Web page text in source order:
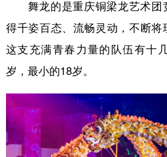
彩票 娱乐 时
公益 一带一路 亚
文化产业
地方频道
北京 天津
舞龙的是重庆铜梁龙艺术团
得千姿百态、流畅灵动，不断将
这支充满青春力量的队伍有十
岁，最小的18岁。